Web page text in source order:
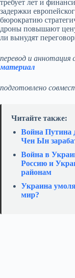
требует лет и
задержки
бюрократию
дроны повышают
ли вынудят
перевод и
материал
подготовлено
Читайте также:
Война Путина
Чен Ын
Война в
Россию и
районам
Украина
мир?